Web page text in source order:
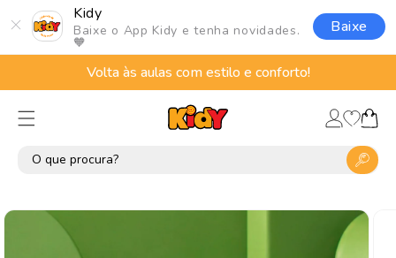
Kidy
Baixe o App Kidy e tenha novidades.
🧡
Baixe
para o
conteúdo
Volta às aulas com estilo e conforto!
Fazer
login
Lista
deCarrinho
informações
do produto